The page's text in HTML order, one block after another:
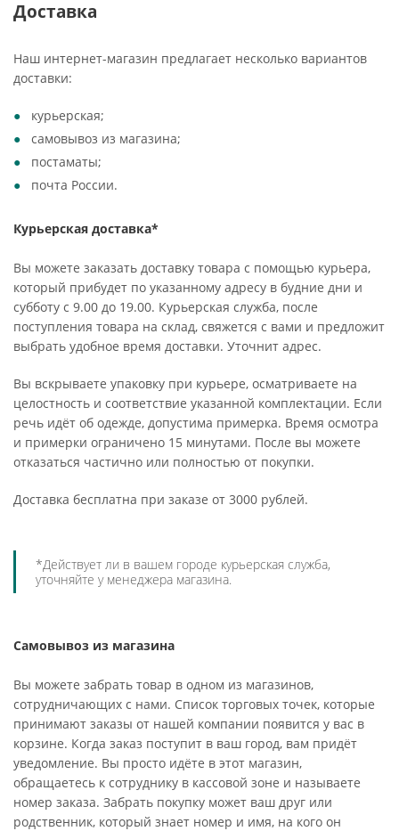
Доставка
Наш интернет-магазин предлагает несколько вариантов
доставки:
курьерская;
самовывоз из магазина;
постаматы;
почта России.
Курьерская доставка*
Вы можете заказать доставку товара с помощью курьера,
который прибудет по указанному адресу в будние дни и
субботу с 9.00 до 19.00. Курьерская служба, после
поступления товара на склад, свяжется с вами и предложит
выбрать удобное время доставки. Уточнит адрес.
Вы вскрываете упаковку при курьере, осматриваете на
целостность и соответствие указанной комплектации. Если
речь идёт об одежде, допустима примерка. Время осмотра
и примерки ограничено 15 минутами. После вы можете
отказаться частично или полностью от покупки.
Доставка бесплатна при заказе от 3000 рублей.
*Действует ли в вашем городе курьерская служба,
уточняйте у менеджера магазина.
Самовывоз из магазина
Вы можете забрать товар в одном из магазинов,
сотрудничающих с нами. Список торговых точек, которые
принимают заказы от нашей компании появится у вас в
корзине. Когда заказ поступит в ваш город, вам придёт
уведомление. Вы просто идёте в этот магазин,
обращаетесь к сотруднику в кассовой зоне и называете
номер заказа. Забрать покупку может ваш друг или
родственник, который знает номер и имя, на кого он